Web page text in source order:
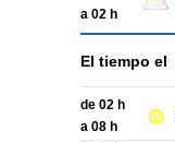
a 02 h
El tiempo el
de 02 h
a 08 h